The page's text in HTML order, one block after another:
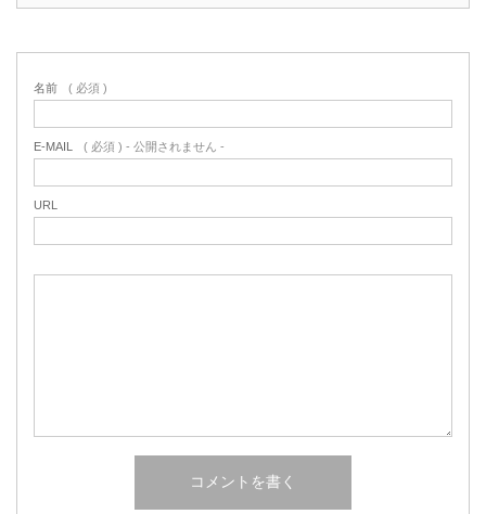
名前 ( 必須 )
E-MAIL ( 必須 ) - 公開されません -
URL